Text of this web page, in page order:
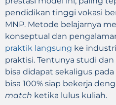
pendidikan tinggi vokasi
MNP. Metode belajarnya
konseptual dan
praktik langsung ke
praktisi. Tentunya studi
bisa didapat sekaligus
bisa 100% siap bekerja
match ketika lulus kuliah.